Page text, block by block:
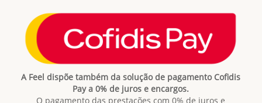
A Feel dispõe também da solução de pagamento Cofidis
Pay a 0% de juros e encargos.
O pagamento das prestações com 0% de juros e